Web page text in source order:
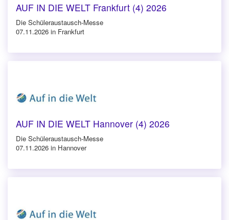
AUF IN DIE WELT Frankfurt (4) 2026
Die Schüleraustausch-Messe
07.11.2026 in Frankfurt
AUF IN DIE WELT Hannover (4) 2026
Die Schüleraustausch-Messe
07.11.2026 in Hannover